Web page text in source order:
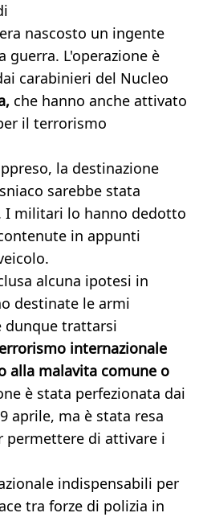
nascosto un ingente
L'operazione è
carabinieri del Nucleo
che hanno anche attivato
il terrorismo
la destinazione
sarebbe stata
I militari lo hanno dedotto
in appunti
alcuna ipotesi in
destinate le armi
dunque trattarsi
internazionale
alla malavita comune o
è stata perfezionata dai
aprile, ma è stata resa
permettere di attivare i
indispensabili per
tra forze di polizia in